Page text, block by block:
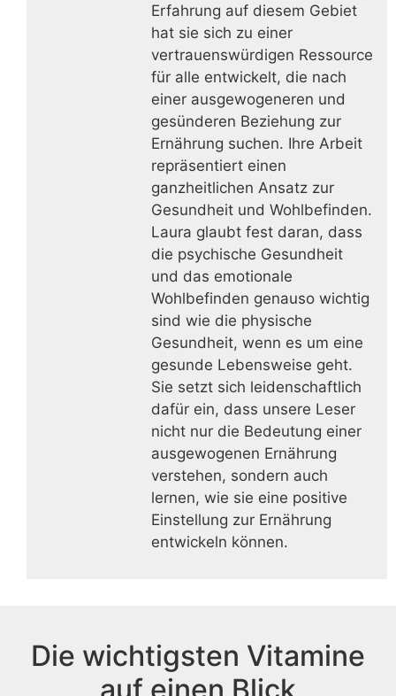
Erfahrung auf diesem Gebiet
hat sie sich zu einer
vertrauenswürdigen Ressource
für alle entwickelt, die nach
einer ausgewogeneren und
gesünderen Beziehung zur
Ernährung suchen. Ihre Arbeit
repräsentiert einen
ganzheitlichen Ansatz zur
Gesundheit und Wohlbefinden.
Laura glaubt fest daran, dass
die psychische Gesundheit
und das emotionale
Wohlbefinden genauso wichtig
sind wie die physische
Gesundheit, wenn es um eine
gesunde Lebensweise geht.
Sie setzt sich leidenschaftlich
dafür ein, dass unsere Leser
nicht nur die Bedeutung einer
ausgewogenen Ernährung
verstehen, sondern auch
lernen, wie sie eine positive
Einstellung zur Ernährung
entwickeln können.
Die wichtigsten Vitamine